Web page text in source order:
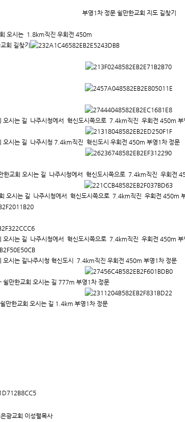
부영1차 정문 쉴만한교회 지도 길찾기
오시는 1.8km직진 우회전 450m
회 길찾기
오시는 길 나주시청에서 혁신도시쪽으로 7.4km직진 우회전 450m 부
오시는 길 나주시청 7.4km직진 혁신도시 우회전 450m 부영1차 정문
한교회 오시는 길 나주시청에서 혁신도시쪽으로 7.4km직진 우회전
오시는 길 나주시청에서 혁신도시쪽으로 7.4km직진 우회전 450m
오시는 길 나주시청에서 혁신도시쪽으로 7.4km직진 우회전 450m 부
오시는 길나주시청 혁신도시 7.4km직진 우회전 450m 부영1차 정문
쉴만한교회 오시는 길 777m 부영1차 정문
만한교회 오시는 길 1.4km 부영1차 정문
광교회 이성렬목사